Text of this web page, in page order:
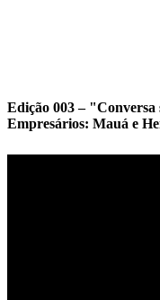
Edição 003 – "Conversa
Empresários: Mauá e